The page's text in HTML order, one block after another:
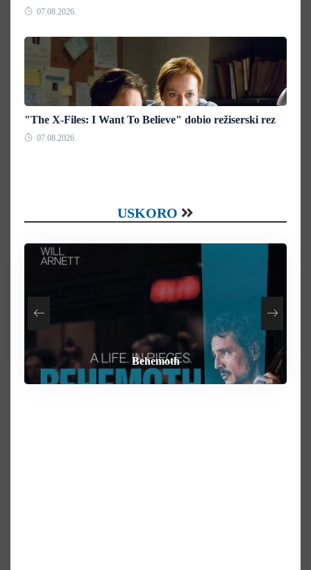
07.08.2026.
"The X-Files: I Want To Believe" dobio režiserski rez
07.08.2026.
USKORO
Heart of the Beast
Behemoth
How To Rob A Bank
By Any Means